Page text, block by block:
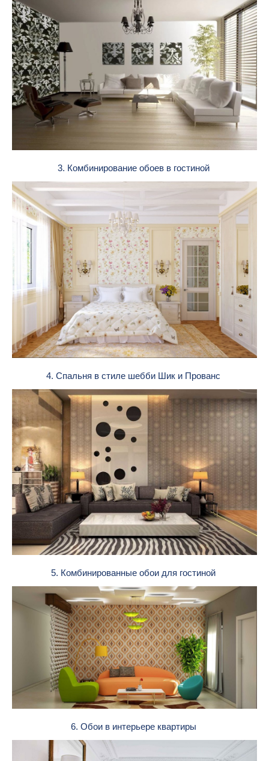
3. Комбинирование обоев в гостиной
4. Спальня в стиле шебби Шик и Прованс
5. Комбинированные обои для гостиной
6. Обои в интерьере квартиры